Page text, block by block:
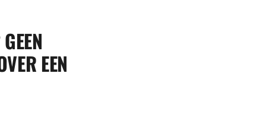
EEN